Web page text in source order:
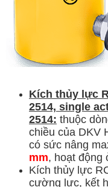
Kích thủy lực
2514, single
2514: thuộc
chiều của DKV
có sức nâng
mm, hoạt động
Kích thủy lực
cường lực, kết